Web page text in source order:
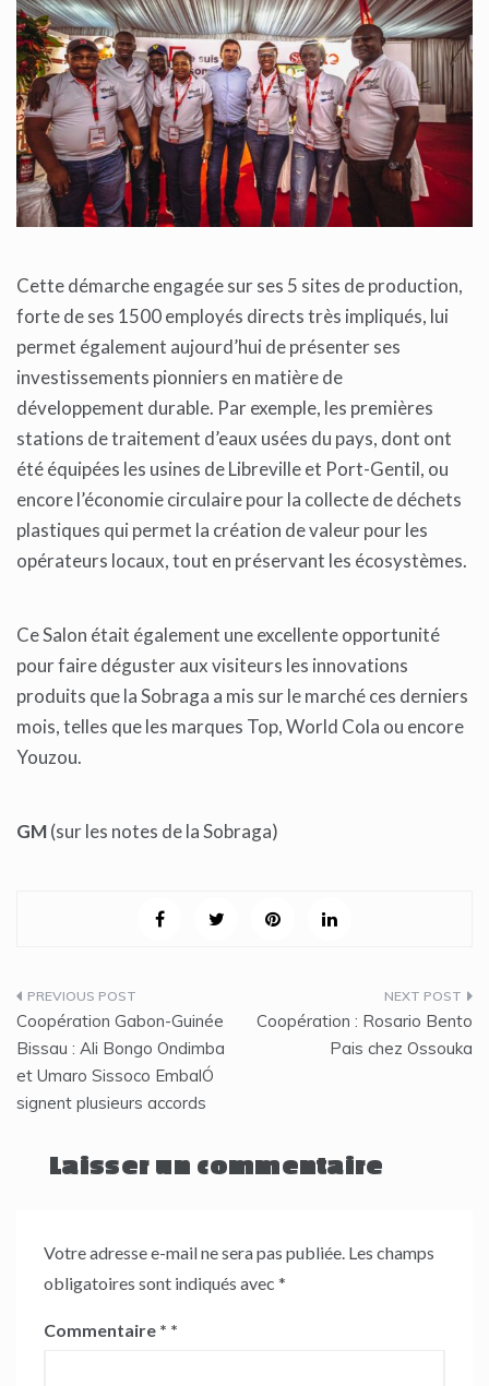
Cette démarche engagée sur ses 5 sites de production,
forte de ses 1500 employés directs très impliqués, lui
permet également aujourd’hui de présenter ses
investissements pionniers en matière de
développement durable. Par exemple, les premières
stations de traitement d’eaux usées du pays, dont ont
été équipées les usines de Libreville et Port-Gentil, ou
encore l’économie circulaire pour la collecte de déchets
plastiques qui permet la création de valeur pour les
opérateurs locaux, tout en préservant les écosystèmes.
Ce Salon était également une excellente opportunité
pour faire déguster aux visiteurs les innovations
produits que la Sobraga a mis sur le marché ces derniers
mois, telles que les marques Top, World Cola ou encore
Youzou.
GM(sur les notes de la Sobraga)
Navigation
de
l’article
Coopération Gabon-Guinée
Bissau : Ali Bongo Ondimba
et Umaro Sissoco EmbalÓ
signent plusieurs accords
Coopération : Rosario Bento
Pais chez Ossouka
Laisser un commentaire
Votre adresse e-mail ne sera pas publiée. Les champs
obligatoires sont indiqués avec *
Commentaire *